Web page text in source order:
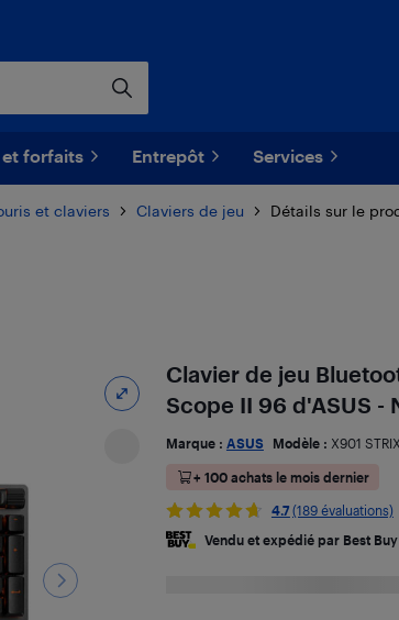
et forfaits Entrepôt Services
et claviers Claviers de jeu Détails sur le
Clavier de jeu
Scope II 96 d'ASUS -
Marque : ASUS Modèle : X901
+ 100 achats le mois dernier
4.7 (189 évaluations)
Vendu et expédié par Best Buy